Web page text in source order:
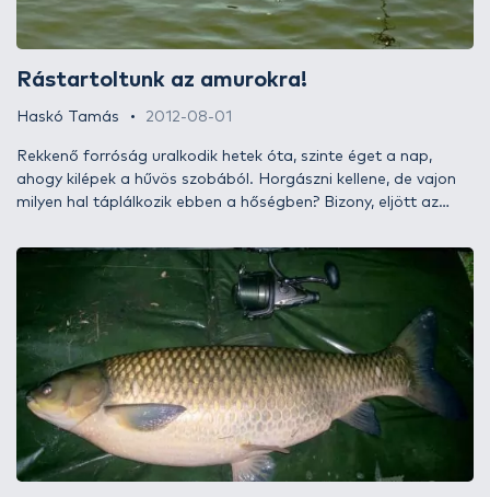
Rástartoltunk az amurokra!
Haskó Tamás 2012-08-01
Rekkenő forróság uralkodik hetek óta, szinte éget a nap,
ahogy kilépek a hűvös szobából. Horgászni kellene, de vajon
milyen hal táplálkozik ebben a hőségben? Bizony, eljött az
pályázhatunk a nyári kánikulában, amikor szinte habzsolnak
az amurok. Ezekből az élményekből mi sem szerettünk volna
kimaradni, így hát irány a vízpart!